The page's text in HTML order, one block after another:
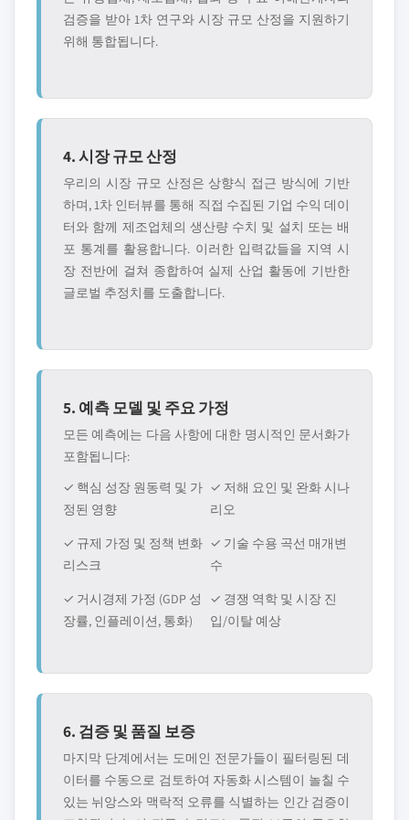
검증을 받아 1차 연구와 시장 규모 산정을 지원하기
위해 통합됩니다.
4. 시장 규모 산정
우리의 시장 규모 산정은 상향식 접근 방식에 기반
하며, 1차 인터뷰를 통해 직접 수집된 기업 수익 데이
터와 함께 제조업체의 생산량 수치 및 설치 또는 배
포 통계를 활용합니다. 이러한 입력값들을 지역 시
장 전반에 걸쳐 종합하여 실제 산업 활동에 기반한
글로벌 추정치를 도출합니다.
5. 예측 모델 및 주요 가정
모든 예측에는 다음 사항에 대한 명시적인 문서화가
포함됩니다:
✓ 핵심 성장 원동력 및 가
정된 영향
✓ 저해 요인 및 완화 시나
리오
✓ 규제 가정 및 정책 변화
리스크
✓ 기술 수용 곡선 매개변
수
✓ 거시경제 가정 (GDP 성
장률, 인플레이션, 통화)
✓ 경쟁 역학 및 시장 진
입/이탈 예상
6. 검증 및 품질 보증
마지막 단계에서는 도메인 전문가들이 필터링된 데
이터를 수동으로 검토하여 자동화 시스템이 놀칠 수
있는 뉘앙스와 맥락적 오류를 식별하는 인간 검증이